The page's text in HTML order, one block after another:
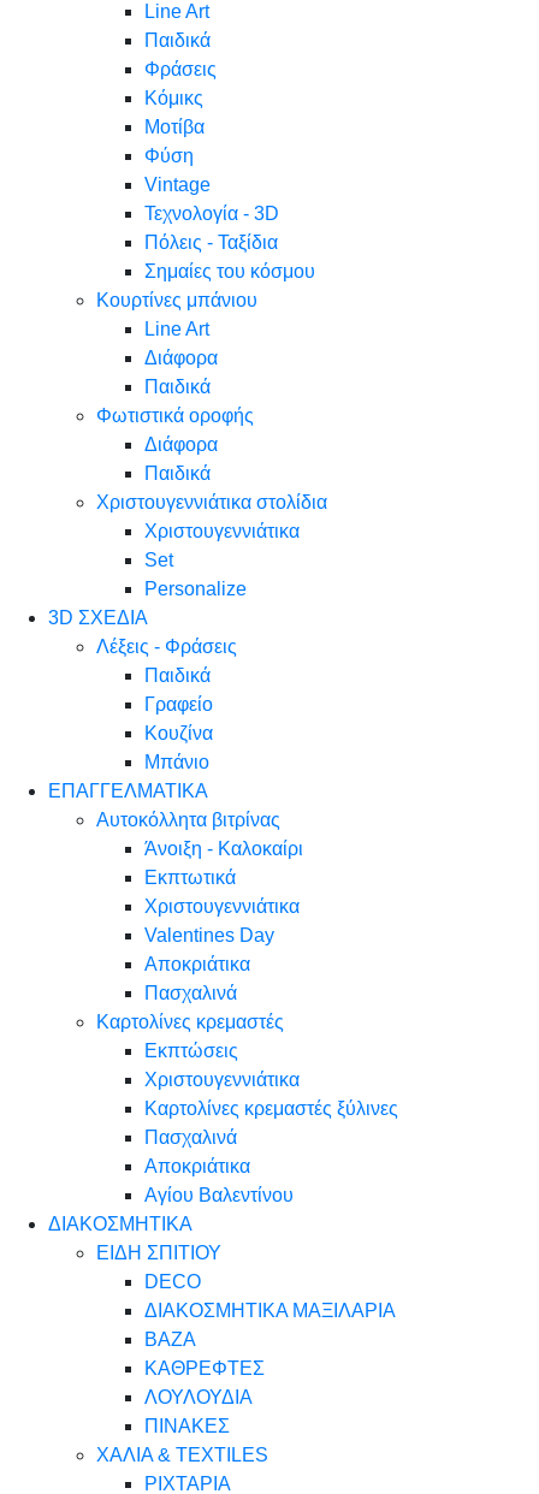
Line Art
Παιδικά
Φράσεις
Κόμικς
Μοτίβα
Φύση
Vintage
Τεχνολογία - 3D
Πόλεις - Ταξίδια
Σημαίες του κόσμου
Κουρτίνες μπάνιου
Line Art
Διάφορα
Παιδικά
Φωτιστικά οροφής
Διάφορα
Παιδικά
Χριστουγεννιάτικα στολίδια
Χριστουγεννιάτικα
Set
Personalize
3D ΣΧΕΔΙΑ
Λέξεις - Φράσεις
Παιδικά
Γραφείο
Κουζίνα
Μπάνιο
ΕΠΑΓΓΕΛΜΑΤΙΚΑ
Αυτοκόλλητα βιτρίνας
Άνοιξη - Καλοκαίρι
Εκπτωτικά
Χριστουγεννιάτικα
Valentines Day
Αποκριάτικα
Πασχαλινά
Καρτολίνες κρεμαστές
Εκπτώσεις
Χριστουγεννιάτικα
Καρτολίνες κρεμαστές ξύλινες
Πασχαλινά
Αποκριάτικα
Αγίου Βαλεντίνου
ΔΙΑΚΟΣΜΗΤΙΚΑ
ΕΙΔΗ ΣΠΙΤΙΟΥ
DECO
ΔΙΑΚΟΣΜΗΤΙΚΑ ΜΑΞΙΛΑΡΙΑ
ΒΑΖΑ
ΚΑΘΡΕΦΤΕΣ
ΛΟΥΛΟΥΔΙΑ
ΠΙΝΑΚΕΣ
ΧΑΛΙΑ & TEXTILES
ΡΙΧΤΑΡΙΑ